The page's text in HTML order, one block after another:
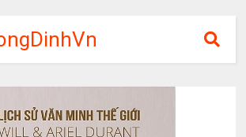
sẽ ebook,
học,
mềm học